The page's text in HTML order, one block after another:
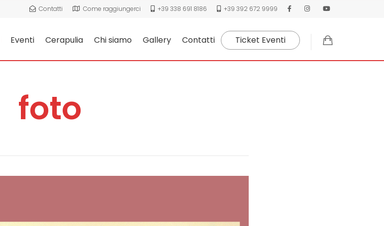
Contatti Come raggiungerci +39 338 691 8186 +39 392 672 9999
Eventi Cerapulia Chi siamo Gallery Contatti Ticket Eventi
foto